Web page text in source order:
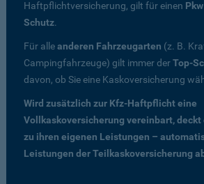
Haftpflichtversicherung, gilt für einen
Schutz.
Für alleanderen Fahrzeugarten (z. B.
Campingfahrzeuge) gilt immer derTop-
davon, ob Sie eine Kaskoversicherung
Wird zusätzlich zur Kfz-Haftpflicht eine
Vollkaskoversicherung vereinbart,
zu ihren eigenen Leistungen –
Leistungen der Teilkaskoversicherung